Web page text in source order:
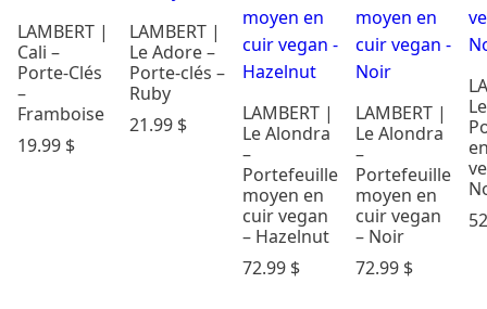
par prix
LAMBERT |
Cali –
Porte-Clés
–
Framboise
19.99 $
LAMBERT |
Le Adore –
Porte-clés –
Ruby
21.99 $
LAMBERT |
Le Alondra
–
Portefeuille
moyen en
cuir vegan
– Hazelnut
72.99 $
LAMBERT |
Le Alondra
–
Portefeuille
moyen en
cuir vegan
– Noir
72.99 $